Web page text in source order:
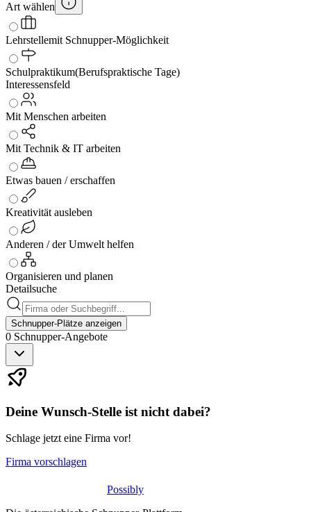
Art wählen
Lehrstellemit Schnupper-Möglichkeit
Schulpraktikum(Berufspraktische Tage)
Interessensfeld
Mit Menschen arbeiten
Mit Technik & IT arbeiten
Etwas bauen / erschaffen
Kreativität ausleben
Anderen / der Umwelt helfen
Organisieren und planen
Detailsuche
Schnupper-Plätze anzeigen
0 Schnupper-Angebote
Deine Wunsch-Stelle ist nicht dabei?
Schlage jetzt eine Firma vor!
Firma vorschlagen
Possibly